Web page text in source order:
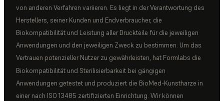
von anderen Verfahren variieren. Es liegt in der Verantwortung des
Herstellers, seiner Kunden und Endverbraucher, die
Biokompatibilität und Leistung aller Druckteile für die jeweiligen
Anwendungen und den jeweiligen Zweck zu bestimmen. Um das
Vertrauen potenzieller Nutzer zu gewährleisten, hat Formlabs die
Biokompatibilität und Sterilisierbarkeit bei gängigen
Anwendungen getestet und produziert die BioMed-Kunstharze in
einer nach ISO 13485 zertifizierten Einrichtung. Wir können